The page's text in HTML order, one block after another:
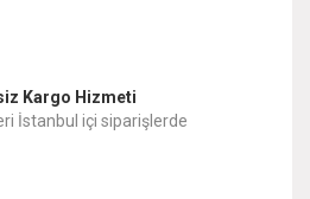
Kargo Hizmeti
İstanbul içi siparişlerde